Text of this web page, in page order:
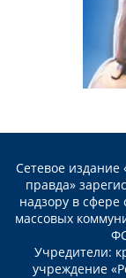
Сетевое
правда»
надзору в
массовых
Учредители:
учреждение